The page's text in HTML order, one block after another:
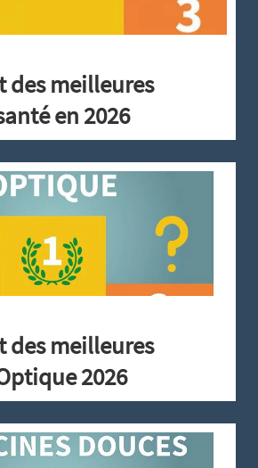
des meilleures
en 2026
des meilleures
2026